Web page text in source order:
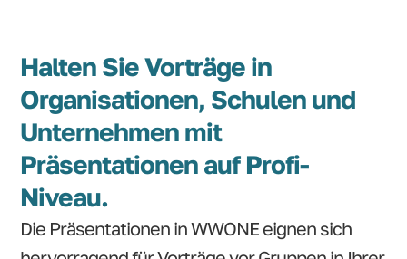
Halten Sie Vorträge in
Organisationen, Schulen und
Unternehmen mit
Präsentationen auf Profi-
Niveau.
Die Präsentationen in WWONE eignen sich